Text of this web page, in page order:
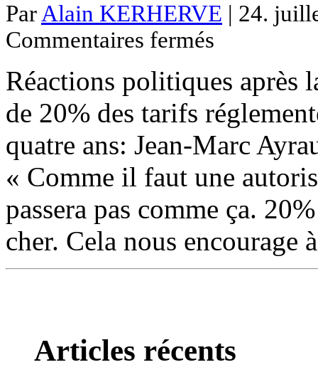
ParAlain KERHERVE | 24.
Commentaires fermés
20%
Réactions politiques après
de 20% des tarifs
quatre ans: Jean-Marc
« Comme il faut une
passera pas comme ça.
cher. Cela nous
Articles récents